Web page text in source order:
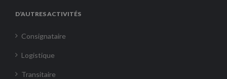
D’AUTRES ACTIVITÉS
Consignataire
Logistique
Transitaire